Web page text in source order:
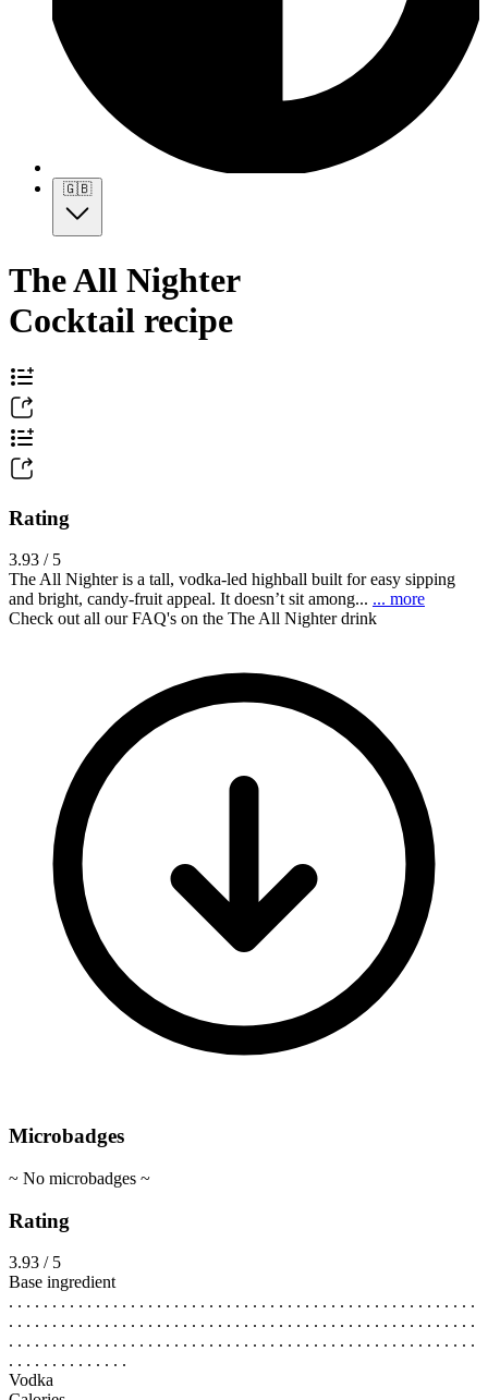
🇬🇧
The All Nighter
Cocktail recipe
Rating
3.93 / 5
The All Nighter is a tall, vodka-led highball built for easy sipping
and bright, candy-fruit appeal. It doesn’t sit among... ... more
Check out all our FAQ's on the The All Nighter drink
Microbadges
~ No microbadges ~
Rating
3.93 / 5
Base ingredient
. . . . . . . . . . . . . . . . . . . . . . . . . . . . . . . . . . . . . . . . . . . . . . . . . . . . . .
. . . . . . . . . . . . . . . . . . . . . . . . . . . . . . . . . . . . . . . . . . . . . . . . . . . . . .
. . . . . . . . . . . . . . . . . . . . . . . . . . . . . . . . . . . . . . . . . . . . . . . . . . . . . .
. . . . . . . . . . . . . .
Vodka